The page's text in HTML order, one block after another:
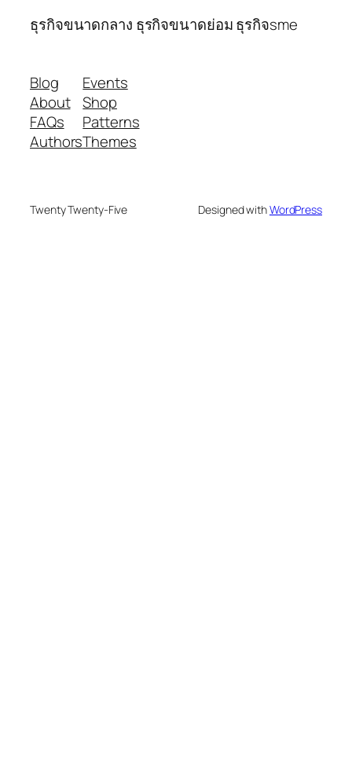
ธุรกิจขนาดกลาง ธุรกิจขนาดย่อม ธุรกิจsme
Blog
About
FAQs
Authors
Events
Shop
Patterns
Themes
Twenty Twenty-Five Designed withWordPress